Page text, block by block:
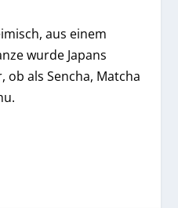
aus einem
wurde Japans
ob als Sencha, Matcha